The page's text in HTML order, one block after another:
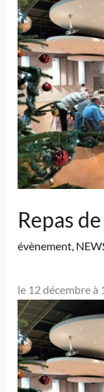
Repas
évènement,
le 12 décembre à